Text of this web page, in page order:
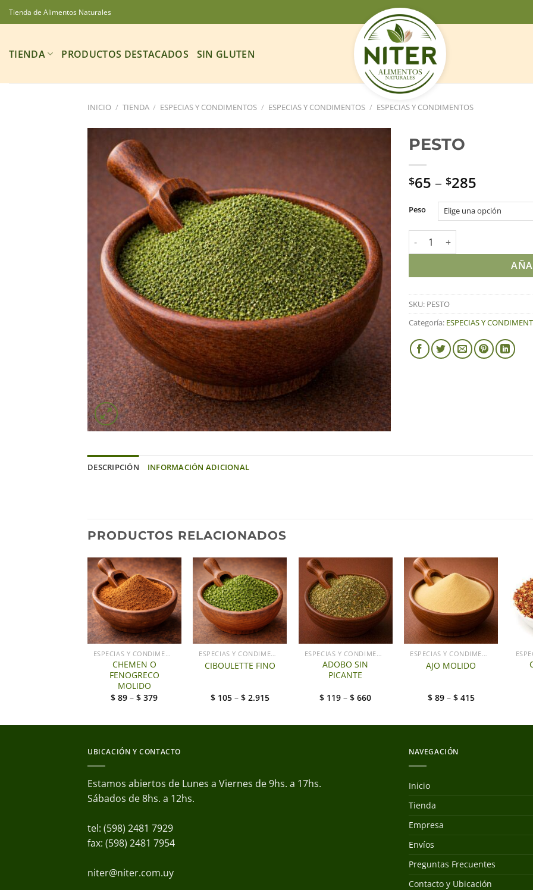
Saltar
al
Tienda de Alimentos Naturales
TIENDA PRODUCTOS DESTACADOS SIN GLUTEN
INICIO / TIENDA / ESPECIAS Y CONDIMENTOS / ESPECIAS Y CONDIMENTOS / ESPECIAS Y CONDIMENTOS
PESTO
$65 – $285
Peso
PESTO cantidad
SKU: PESTO
Categoría: ESPECIAS Y
DESCRIPCIÓN INFORMACIÓN ADICIONAL
PRODUCTOS RELACIONADOS
ESPECIAS Y CONDIMENTOS
CHEMEN O
FENOGRECO
MOLIDO
$89 –$379
ESPECIAS Y CONDIMENTOS
CIBOULETTE FINO
$ 105– $ 2.915
ESPECIAS Y CONDIMENTOS
ADOBO SIN
PICANTE
$ 119 –$660
ESPECIAS Y CONDIMENTOS
AJO MOLIDO
$ 89– $ 415
UBICACIÓN Y CONTACTO
Estamos abiertos de Lunes a Viernes de 9hs. a 17hs.
Sábados de 8hs. a 12hs.
tel: (598) 2481 7929
fax: (598) 2481 7954
niter@niter.com.uy
NAVEGACIÓN
Inicio
Tienda
Empresa
Envíos
Preguntas Frecuentes
Contacto y Ubicación